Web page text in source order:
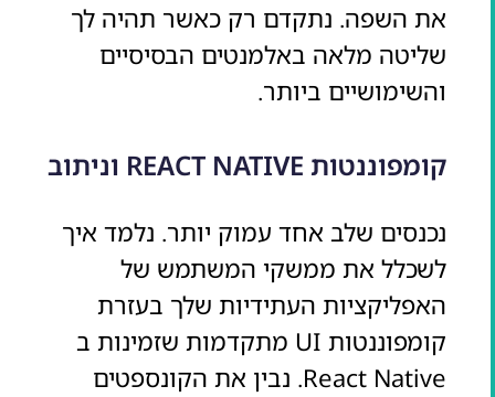
את השפה. נתקדם רק כאשר תהיה לך
שליטה מלאה באלמנטים הבסיסיים
והשימושיים ביותר.
קומפוננטות REACT NATIVE וניתוב
נכנסים שלב אחד עמוק יותר. נלמד איך
לשכלל את ממשקי המשתמש של
האפליקציות העתידיות שלך בעזרת
קומפוננטות UI מתקדמות שזמינות ב
React Native. נבין את הקונספטים